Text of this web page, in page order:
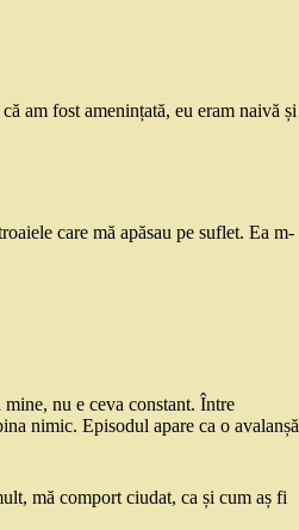
am fost amenințată, eu eram naivă și
care mă apăsau pe suflet. Ea m-
nu e ceva constant. Între
nimic. Episodul apare ca o avalanșă
mă comport ciudat, ca și cum aș fi